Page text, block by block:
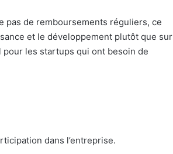
pas de remboursements réguliers, ce
et le développement plutôt que sur
les startups qui ont besoin de
dans l’entreprise.